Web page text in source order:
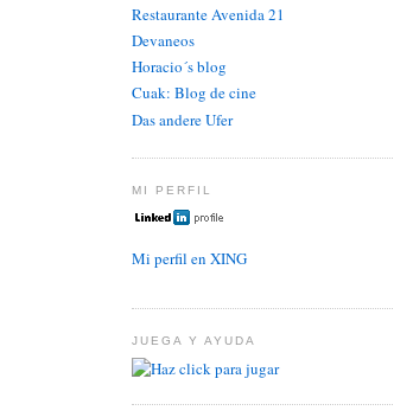
Restaurante Avenida 21
Devaneos
Horacio´s blog
Cuak: Blog de cine
Das andere Ufer
MI PERFIL
Mi perfil en XING
JUEGA Y AYUDA